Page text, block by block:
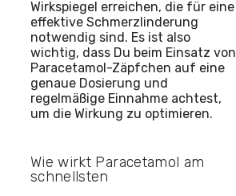
Wirkspiegel erreichen, die für eine
effektive Schmerzlinderung
notwendig sind. Es ist also
wichtig, dass Du beim Einsatz von
Paracetamol-Zäpfchen auf eine
genaue Dosierung und
regelmäßige Einnahme achtest,
um die Wirkung zu optimieren.
Wie wirkt Paracetamol am
schnellsten